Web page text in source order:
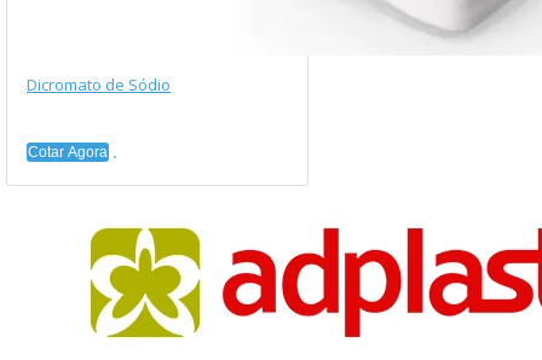
Dicromato de Sódio
Cotar Agora